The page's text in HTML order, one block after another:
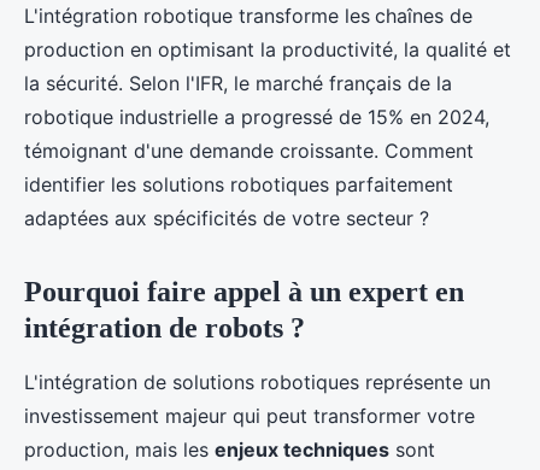
Intégrateur robotique : vos
solutions personnalisées pour
l'industrie
Nicet•20/03/2026 10:42•8 min de lecture
L'intégration robotique transforme les chaînes de
production en optimisant la productivité, la qualité et
la sécurité. Selon l'IFR, le marché français de la
robotique industrielle a progressé de 15% en 2024,
témoignant d'une demande croissante. Comment
identifier les solutions robotiques parfaitement
adaptées aux spécificités de votre secteur ?
Pourquoi faire appel à un expert en
intégration de robots ?
L'intégration de solutions robotiques représente un
investissement majeur qui peut transformer votre
production, mais les enjeux techniques sont